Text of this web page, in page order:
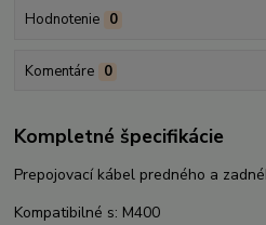
Hodnotenie 0
Komentáre 0
Kompletné špecifikácie
Prepojovací kábel predného a
Kompatibilné s: M400